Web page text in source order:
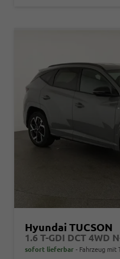
Hyundai TUCSON
sofort lieferbar Fahrzeug mit